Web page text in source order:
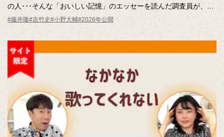
の人･･･そんな「おいしい記憶」のエッセーを読んだ調査員が、記
憶さん（エッセー作者）とその味を再現。
#藤井隆#吉竹史#小野大輔#2026年公開